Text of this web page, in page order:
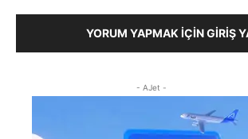
YORUM YAPMAK İÇIN GIRIŞ
- AJet -